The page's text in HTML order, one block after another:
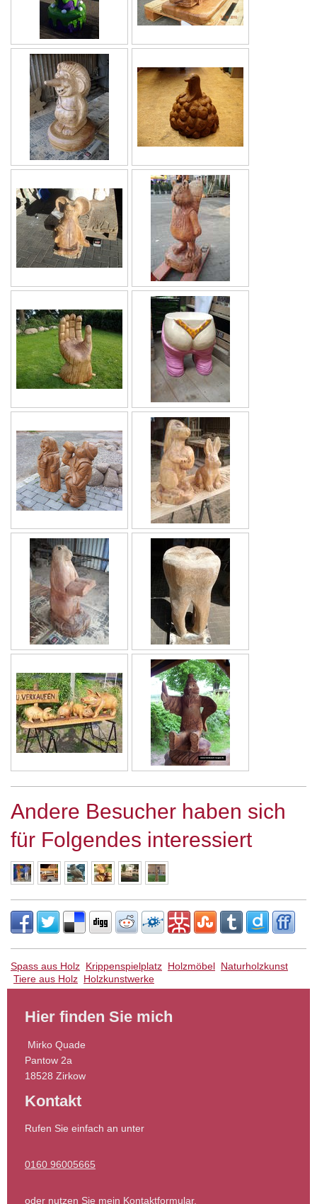
Andere Besucher haben sich
für Folgendes interessiert
Spass aus Holz Krippenspielplatz Holzmöbel Naturholzkunst
Tiere aus Holz Holzkunstwerke
Hier finden Sie mich
Mirko Quade
Pantow 2a
18528 Zirkow
Kontakt
Rufen Sie einfach an unter
0160 96005665
oder nutzen Sie mein Kontaktformular.